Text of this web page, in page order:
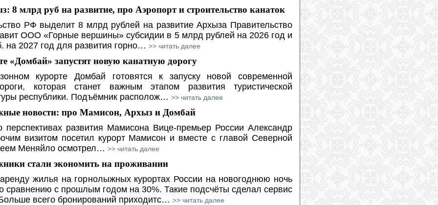
8 млрд руб на развитие, про Аэропорт и строительство канаток
РФ выделит 8 млрд рублей на развитие Архыза Правительство
ООО «Горные вершины» субсидии в 5 млрд рублей на 2026 год и
на 2027 год для развития горно… >> читать далее
«Домбай» запустят новую канатную дорогу
курорте Домбай готовятся к запуску новой современной
которая станет важным этапом развития туристической
республики. Подъёмник располож… >> читать далее
новости: про Мамисон, Архыз и Домбай
перспективах развития Мамисона Вице-премьер России Александр
визитом посетил курорт Мамисон и вместе с главой Северной
Меняйло осмотрел… >> читать далее
стали экономить на проживании
жилья на горнолыжных курортах России на новогоднюю ночь
сравнению с прошлым годом на 30%. Такие подсчёты сделал сервис
всего бронирований приходитс… >> читать далее
Российский альпинист впервые
успешно подал иск к экспедиционной
компании и гиду в Непале(
2026-07-
25
Три гиганта определяют рынок
горнолыжного снаряжения
2026-07-
Два альпиниста погибли в
«кулуаре смерти» на Монблане
2026-07-24
Юлия Шайб пройдет специальную
скоростную подготовку
(
Макс Франц: возвращение зависит от
одной вещи
2026-07-24
Как развивается ГЛК «Хехцир»?
2026-07-23
Комитет ЮНЕСКО вновь потребовал
остановить стройку на плато Лагонаки
в Адыгее
2026-07-22